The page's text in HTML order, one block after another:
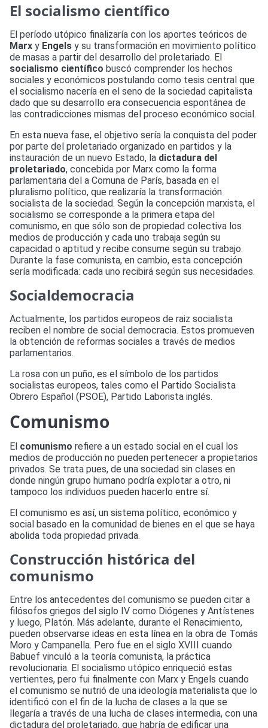
El socialismo científico
El período utópico finalizaría con los aportes teóricos de
Marx y Engels y su transformación en movimiento político
de masas a partir del desarrollo del proletariado. El
socialismo científico buscó comprender los hechos
sociales y económicos postulando como tesis central que
el socialismo nacería en el seno de la sociedad capitalista
dado que su desarrollo era consecuencia espontánea de
las contradicciones mismas del proceso económico social.
En esta nueva fase, el objetivo sería la conquista del poder
por parte del proletariado organizado en partidos y la
instauración de un nuevo Estado, la dictadura del
proletariado, concebida por Marx como la forma
parlamentaria del a Comuna de París, basada en el
pluralismo político, que realizaría la transformación
socialista de la sociedad. Según la concepción marxista, el
socialismo se corresponde a la primera etapa del
comunismo, en que sólo son de propiedad colectiva los
medios de producción y cada uno trabaja según su
capacidad o aptitud y recibe consume según su trabajo.
Durante la fase comunista, en cambio, esta concepción
sería modificada: cada uno recibirá según sus necesidades.
Socialdemocracia
Actualmente, los partidos europeos de raiz socialista
reciben el nombre de social democracia. Estos promueven
la obtención de reformas sociales a través de medios
parlamentarios.
La rosa con un puño, es el símbolo de los partidos
socialistas europeos, tales como el Partido Socialista
Obrero Español (PSOE), Partido Laborista inglés.
Comunismo
El comunismo refiere a un estado social en el cual los
medios de producción no pueden pertenecer a propietarios
privados. Se trata pues, de una sociedad sin clases en
donde ningún grupo humano podría explotar a otro, ni
tampoco los individuos pueden hacerlo entre sí.
El comunismo es así, un sistema político, económico y
social basado en la comunidad de bienes en el que se haya
abolida toda propiedad privada.
Construcción histórica del
comunismo
Entre los antecedentes del comunismo se pueden citar a
filósofos griegos del siglo IV como Diógenes y Antístenes
y luego, Platón. Más adelante, durante el Renacimiento,
pueden observarse ideas en esta línea en la obra de Tomás
Moro y Campanella. Pero fue en el siglo XVIII cuando
Babuef vinculó a la teoría comunista, la práctica
revolucionaria. El socialismo utópico enriqueció estas
vertientes, pero fui finalmente con Marx y Engels cuando
el comunismo se nutrió de una ideología materialista que lo
identificó con el fin de la lucha de clases a la que se
llegaría a través de una lucha de clases intermedia, con una
dictadura del proletariado, que habría de edificar una